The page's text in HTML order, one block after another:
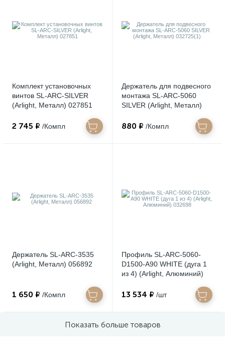
Комплект установочных
винтов SL-ARC-SILVER
(Arlight, Металл) 027851
2 745 ₽ /Компл
Держатель для подвесного
монтажа SL-ARC-5060
SILVER (Arlight, Металл)
880 ₽ /Компл
Держатель SL-ARC-3535
(Arlight, Металл) 056892
1 650 ₽ /Компл
Профиль SL-ARC-5060-
D1500-A90 WHITE (дуга 1
из 4) (Arlight, Алюминий)
13 534 ₽ /шт
Показать больше товаров